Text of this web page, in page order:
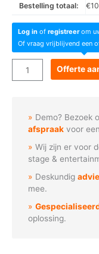
Bestelling totaal:
€
Log in of registreerom
Of vraag vrijblijvend een
Goboservice
-
druppel
Offerte
Demo? Bezoek
afspraak voor
Wij zijn er voor
stage &
Deskundig
mee.
oplossing.